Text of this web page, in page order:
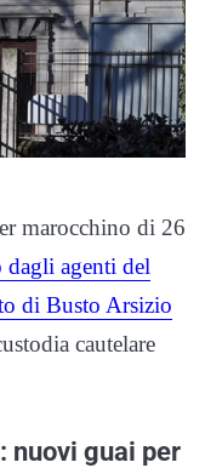
marocchino di 26
dagli agenti del
di Busto Arsizio
cautelare
nuovi guai per